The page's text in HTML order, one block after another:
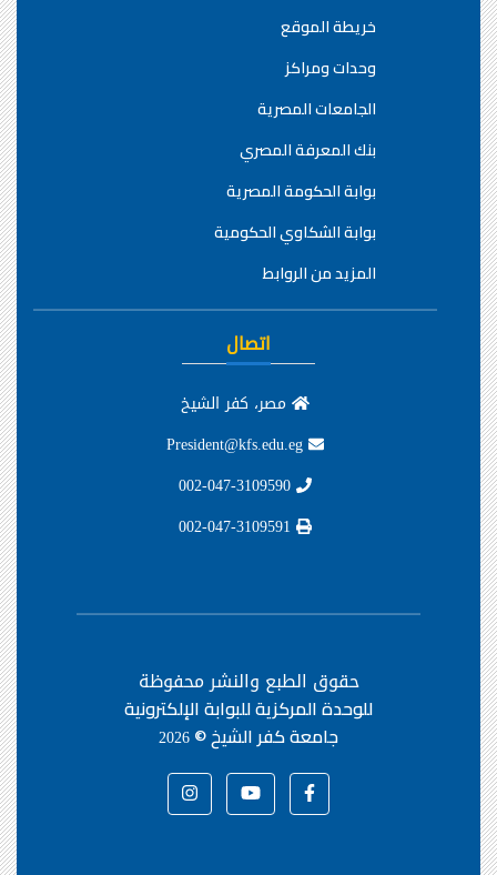
خريطة الموقع
وحدات ومراكز
الجامعات المصرية
بنك المعرفة المصري
بوابة الحكومة المصرية
بوابة الشكاوي الحكومية
المزيد من الروابط
اتصال
مصر، كفر الشيخ
حقوق الطبع والنشر محفوظة
للوحدة المركزية للبوابة الإلكترونية
جامعة كفر الشيخ ©2026